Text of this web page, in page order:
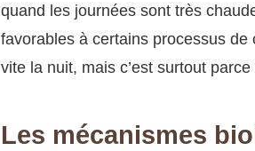
quand les journées sont très
favorables à certains processus de
vite la nuit, mais c’est surtout
Les mécanismes